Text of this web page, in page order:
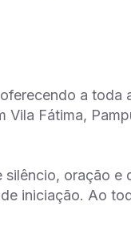
a toda
Fátima,
oração
iniciação. Ao